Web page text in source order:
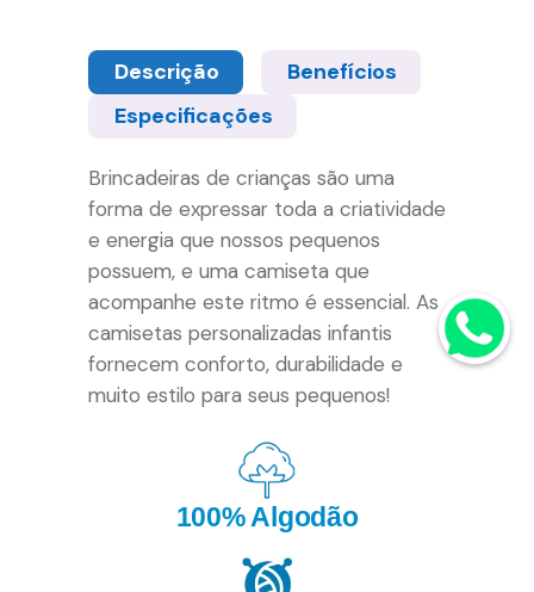
Descrição
Benefícios
Especificações
Brincadeiras de crianças são uma
forma de expressar toda a criatividade
e energia que nossos pequenos
possuem, e uma camiseta que
acompanhe este ritmo é essencial. As
camisetas personalizadas infantis
fornecem conforto, durabilidade e
muito estilo para seus pequenos!
100% Algodão